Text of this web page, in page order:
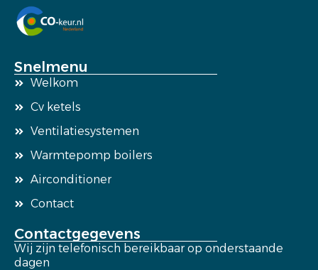
Snelmenu
Welkom
Cv ketels
Ventilatiesystemen
Warmtepomp boilers
Airconditioner
Contact
Contactgegevens
Wij zijn telefonisch bereikbaar op onderstaande
dagen